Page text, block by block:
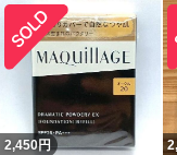
2,450円